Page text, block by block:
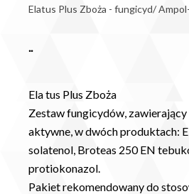
Elatus Plus Zboża - fungicyd/
..
Ela tus Plus Zboża
Zestaw fungicydów,
aktywne, w dwóch produktach:
solatenol, Broteas 250 EN
protiokonazol.
Pakiet rekomendowany do